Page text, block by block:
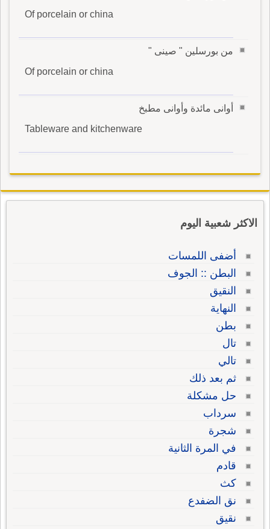
Of porcelain or china
من بورسلين " صينى "
Of porcelain or china
أوانى مائدة وأوانى مطبخ
Tableware and kitchenware
الاكثر شعبية اليوم
أضفى اللمسات
البطن :: الجوف
النقيق
النهاية
بطن
تال
تالي
ثم بعد ذلك
حل مشكلة
سرداب
شجرة
في المرة الثانية
قادم
كث
نق الضفدع
نقيق